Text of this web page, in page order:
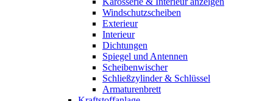
Windschutzscheiben
Exterieur
Interieur
Dichtungen
Spiegel und Antennen
Scheibenwischer
Schließzylinder & Schlüssel
Armaturenbrett